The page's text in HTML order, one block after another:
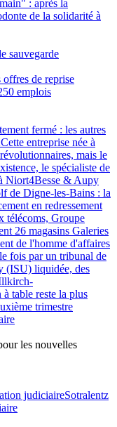
: après la
de la solidarité à
sauvegarde
de reprise
emplois
fermé : les autres
Cette entreprise née à
mais le
le spécialiste de
Niort4Besse & Aupy
de Digne-les-Bains : la
en redressement
télécoms, Groupe
26 magasins Galeries
de l'homme d'affaires
fois par un tribunal de
(ISU) liquidée, des
table reste la plus
trimestre
les nouvelles
judiciaireSotralentz